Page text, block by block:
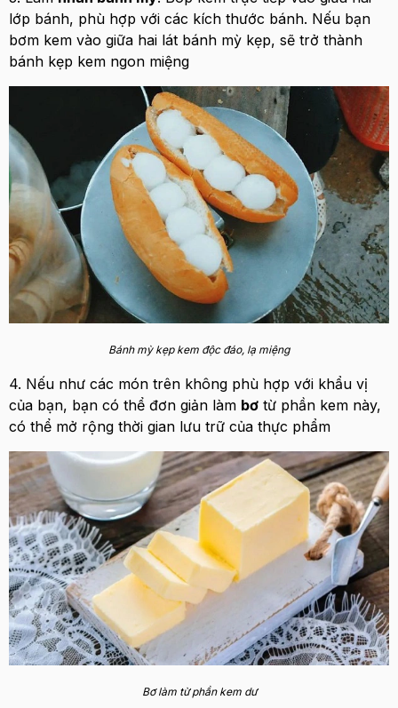
lớp bánh, phù hợp với các kích thước bánh. Nếu bạn
bơm kem vào giữa hai lát bánh mỳ kẹp, sẽ trở thành
bánh kẹp kem ngon miệng
Bánh mỳ kẹp kem độc đáo, lạ miệng
4. Nếu như các món trên không phù hợp với khẩu vị
của bạn, bạn có thể đơn giản làm bơ từ phần kem này,
có thể mở rộng thời gian lưu trữ của thực phẩm
Bơ làm từ phần kem dư